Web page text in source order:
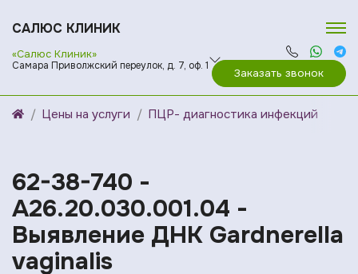
САЛЮС КЛИНИК
«Салюс Клиник»
Самара Приволжский переулок, д. 7, оф. 1
Заказать звонок
Цены на услуги ПЦР- диагностика инфекций
62-38-740 -
A26.20.030.001.04 -
Выявление ДНК Gardnerella
vaginalis